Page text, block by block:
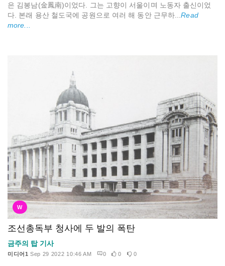
은 김봉남(金鳳南)이었다. 그는 고향이 서울이며 노동자 출신이었
다. 본래 용산 철도국에 공원으로 여러 해 동안 근무하...Read
more...
W
조선총독부 청사에 두 발의 폭탄
금주의 탑 기사
미디어1 Sep 29 2022 10:46 AM 0 0 0